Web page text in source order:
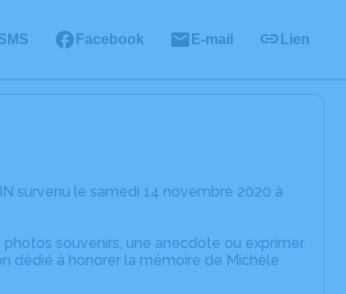
Facebook E-mail Lien
survenu le samedi 14 novembre 2020 à
souvenirs, une anecdote ou exprimer
dédié à honorer la mémoire de Michèle